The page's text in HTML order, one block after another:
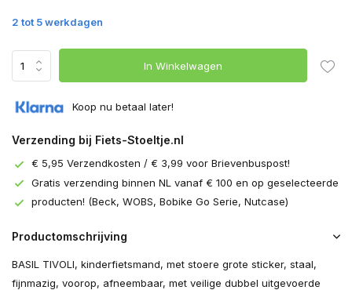
2 tot 5 werkdagen
In Winkelwagen
Koop nu betaal later!
Verzending bij Fiets-Stoeltje.nl
€ 5,95 Verzendkosten / € 3,99 voor Brievenbuspost!
Gratis verzending binnen NL vanaf € 100 en op geselecteerde
producten! (Beck, WOBS, Bobike Go Serie, Nutcase)
Productomschrijving
BASIL TIVOLI, kinderfietsmand, met stoere grote sticker, staal,
fijnmazig, voorop, afneembaar, met veilige dubbel uitgevoerde